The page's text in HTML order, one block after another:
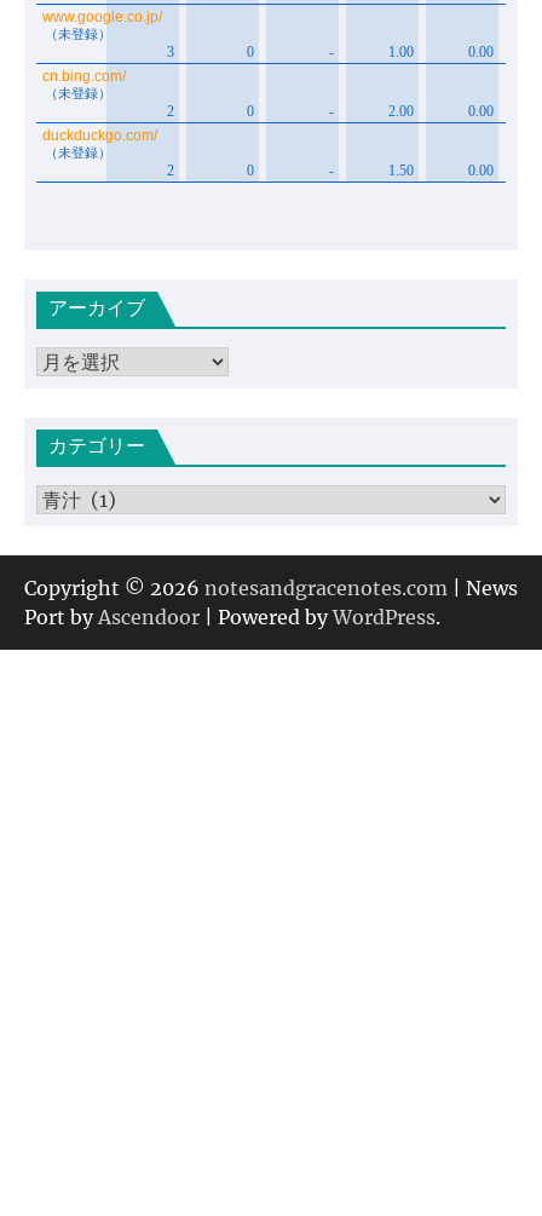
アーカイブ
ア
イカテゴリー
カ
ゴ
リ
ー
Copyright © 2026 notesandgracenotes.com | News
Port byAscendoor | Powered byWordPress.